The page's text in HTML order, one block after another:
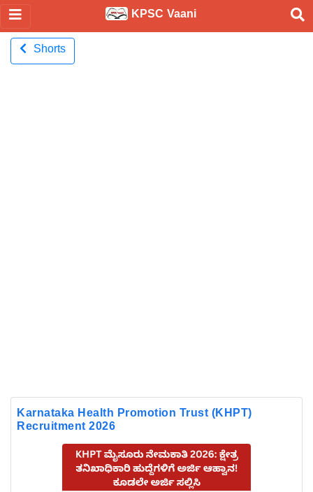
KPSC Vaani
Shorts
Karnataka Health Promotion Trust (KHPT)
Recruitment 2026